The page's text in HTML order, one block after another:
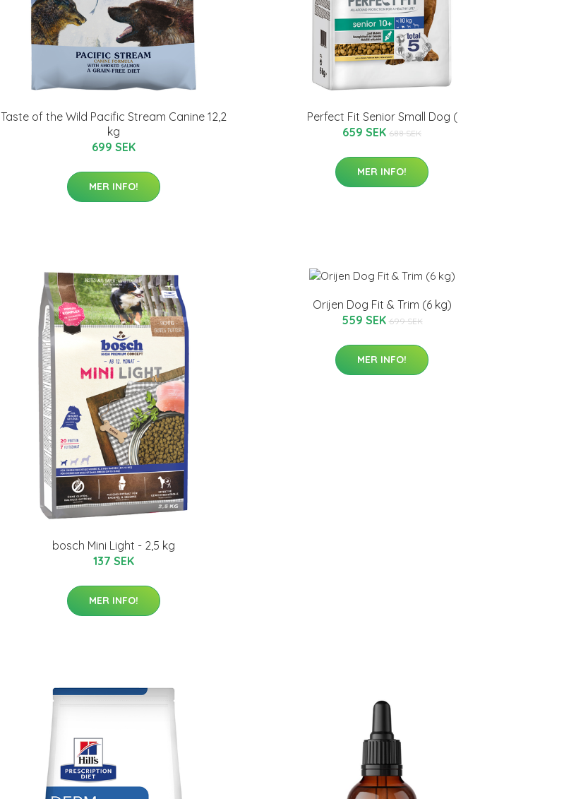
Taste of the Wild Pacific Stream Canine 12,2
kg
699 SEK
MER INFO!
Perfect Fit Senior Small Dog (
659 SEK 688 SEK
MER INFO!
bosch Mini Light - 2,5 kg
137 SEK
MER INFO!
Orijen Dog Fit & Trim (6 kg)
559 SEK 699 SEK
MER INFO!